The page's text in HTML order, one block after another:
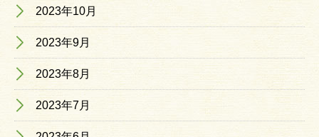
2023年10月
2023年9月
2023年8月
2023年7月